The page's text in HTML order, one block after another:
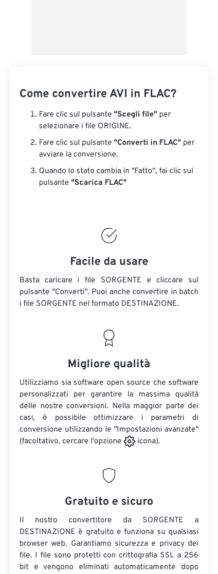
Come convertire AVI in FLAC?
Fare clic sul pulsante "Scegli file" per
selezionare i file ORIGINE.
Fare clic sul pulsante "Converti in FLAC" per
avviare la conversione.
Quando lo stato cambia in "Fatto", fai clic sul
pulsante "Scarica FLAC"
Facile da usare
Basta caricare i file SORGENTE e cliccare sul
pulsante "Converti". Puoi anche convertire in batch
i file SORGENTE nel formato DESTINAZIONE.
Migliore qualità
Utilizziamo sia software open source che software
personalizzati per garantire la massima qualità
delle nostre conversioni. Nella maggior parte dei
casi, è possibile ottimizzare i parametri di
conversione utilizzando le "Impostazioni avanzate"
(facoltativo, cercare l'opzione
icona).
Gratuito e sicuro
Il nostro convertitore da SORGENTE a
DESTINAZIONE è gratuito e funziona su qualsiasi
browser web. Garantiamo sicurezza e privacy dei
file. I file sono protetti con crittografia SSL a 256
bit e vengono eliminati automaticamente dopo